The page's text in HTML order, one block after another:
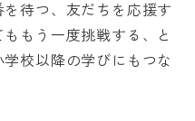
待つ、友だちを応援す
もう一度挑戦する、と
校以降の学びにもつな